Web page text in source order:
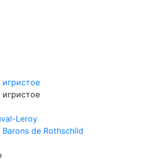
Leroy
de Rothschild